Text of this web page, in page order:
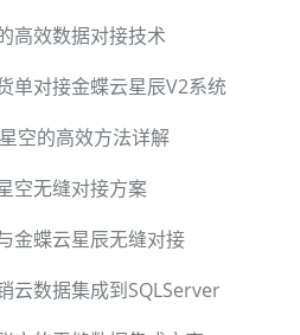
高效数据对接技术
单对接金蝶云星辰V2系统
空的高效方法详解
空无缝对接方案
金蝶云星辰无缝对接
云数据集成到SQLServer